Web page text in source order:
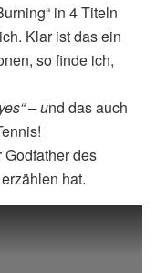
in 4 Titeln
Klar ist das ein
so finde ich,
– und das auch
des
hat.